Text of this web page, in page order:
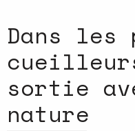
Dans les
sortie
nature